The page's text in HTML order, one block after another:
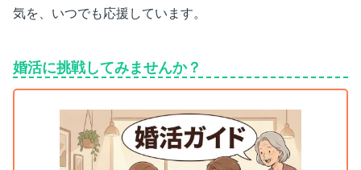
気を、いつでも応援しています。
婚活に挑戦してみませんか？